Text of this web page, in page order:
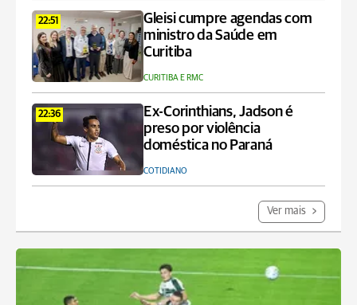
22:51
Gleisi cumpre agendas com
ministro da Saúde em
Curitiba
CURITIBA E RMC
22:36
Ex-Corinthians, Jadson é
preso por violência
doméstica no Paraná
COTIDIANO
Ver mais